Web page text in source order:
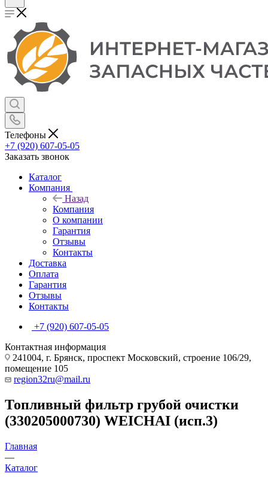
Телефоны
+7 (920) 607-05-05
Заказать звонок
Каталог
Компания
Назад
Компания
О компании
Гарантия
Отзывы
Контакты
Доставка
Оплата
Гарантия
Отзывы
Контакты
+7 (920) 607-05-05
Контактная информация
241004, г. Брянск, проспект Московский, строение 106/29,
помещение 105
region32ru@mail.ru
Топливный фильтр грубой очистки
(330205000730) WEICHAI (исп.3)
Главная
—
Каталог